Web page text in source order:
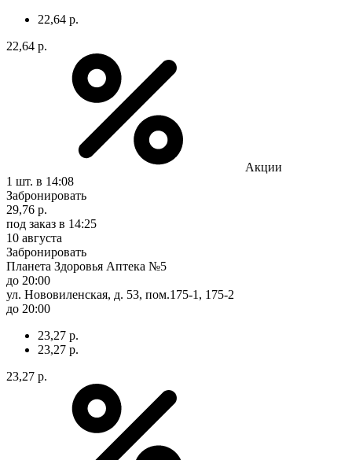
22,64 р.
22,64 р.
Акции
1 шт. в 14:08
Забронировать
29,76 р.
под заказ в 14:25
10 августа
Забронировать
Планета Здоровья Аптека №5
до 20:00
ул. Нововиленская, д. 53, пом.175-1, 175-2
до 20:00
23,27 р.
23,27 р.
23,27 р.